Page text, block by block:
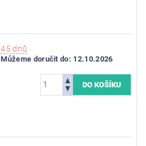
45 dnů
Můžeme doručit do: 12.10.2026